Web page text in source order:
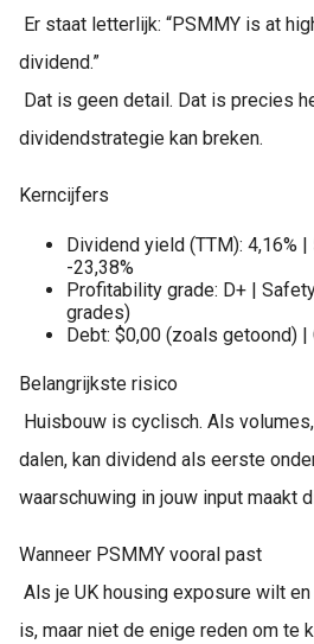
Er staat letterlijk: “PSMMY is at
dividend.”
Dat is geen detail. Dat is precies
dividendstrategie kan breken.
Kerncijfers
Dividend yield (TTM): 4,16% |
-23,38%
Profitability grade: D+ |
grades)
Debt: $0,00 (zoals getoond) |
Belangrijkste risico
Huisbouw is cyclisch. Als
dalen, kan dividend als eerste
waarschuwing in jouw input maakt
Wanneer PSMMY vooral past
Als je UK housing exposure wilt
is, maar niet de enige reden om te